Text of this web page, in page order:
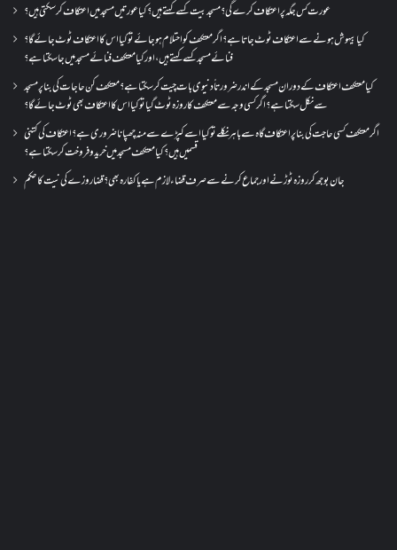
عورت کس جگہ پر اعتکاف کرے گی؟مسجد بیت کسے کہتے ہیں؟کیا عورتیں مسجد میں اعتکاف کر سکتی ہیں؟
کیا بیہوش ہونے سے اعتکاف ٹوٹ جاتا ہے؟ اگر معتکف کو احتلام ہو جائے تو کیا اس کا اعتکاف ٹوٹ جائے گا؟
فنائے مسجد کسے کہتے ہیں ، اور کیا معتکف فنائے مسجد میں جا سکتا ہے؟
کیا معتکف اعتکاف کے دوران مسجد کے اندر ضرورتاً دنیوی بات چیت کر سکتا ہے؟معتکف کن حاجات کی بنا پر مسجد
سے نکل سکتا ہے؟ اگر کسی وجہ سے معتکف کا روزہ ٹوٹ گیا تو کیا اس کا اعتکاف بھی ٹوٹ جائے گا؟
اگر معتکف کسی حاجت کی بنا پر اعتکاف گاہ سے باہر نکلے تو کیا اسے کپڑے سے منہ چھپانا ضروری ہے؟اعتکاف کی کتنی
قسمیں ہیں؟کیا معتکف مسجد میں خرید و فروخت کر سکتا ہے؟
جان بوجھ کر روزہ ٹوڑنے اور جماع کرنے سے صرف قضاء لازم ہے یا کفارہ بھی؟ قضا روزے کی نیت کا حکم